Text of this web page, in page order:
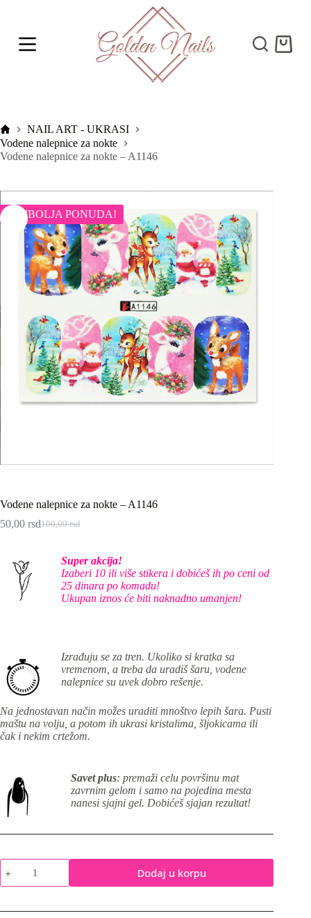
p
e
n
t
PočetnaNAIL ART - UKRASI
Vodene nalepnice za nokte
Vodene nalepnice za nokte – A1146
NAJBOLJA PONUDA!
Vodene nalepnice za nokte – A1146
100,00rsd
Originalna
100,00 rsd.
50,00 rsdTrenutna
50,00 rsd.
Super akcija!
Izaberi 10 ili više stikera i dobićeš ih po ceni od
25 dinara po komadu!
Ukupan iznos će biti naknadno umanjen!
Izrađuju se za tren. Ukoliko si kratka sa
vremenom, a treba da uradiš šaru, vodene
nalepnice su uvek dobro rešenje.
Na jednostavan način možes uraditi mnoštvo lepih šara. Pusti
maštu na volju, a potom ih ukrasi kristalima, šljokicama ili
čak i nekim crtežom.
Savet plus: premaži celu površinu mat
zavrnim gelom i samo na pojedina mesta
nanesi sjajni gel. Dobićeš sjajan rezultat!
Vodene
nalepnice
za
-
Dodaj u korpu